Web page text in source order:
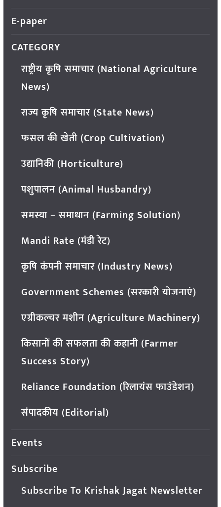
E-paper
CATEGORY
राष्ट्रीय कृषि समाचार (National Agriculture
News)
राज्य कृषि समाचार (State News)
फसल की खेती (Crop Cultivation)
उद्यानिकी (Horticulture)
पशुपालन (Animal Husbandry)
समस्या – समाधान (Farming Solution)
Mandi Rate (मंडी रेट)
कृषि कंपनी समाचार (Industry News)
Government Schemes (सरकारी योजनाएं)
एग्रीकल्चर मशीन (Agriculture Machinery)
किसानों की सफलता की कहानी (Farmer
Success Story)
Reliance Foundation (रिलायंस फाउंडेशन)
संपादकीय (Editorial)
Events
Subscribe
Subscribe To Krishak Jagat Newsletter